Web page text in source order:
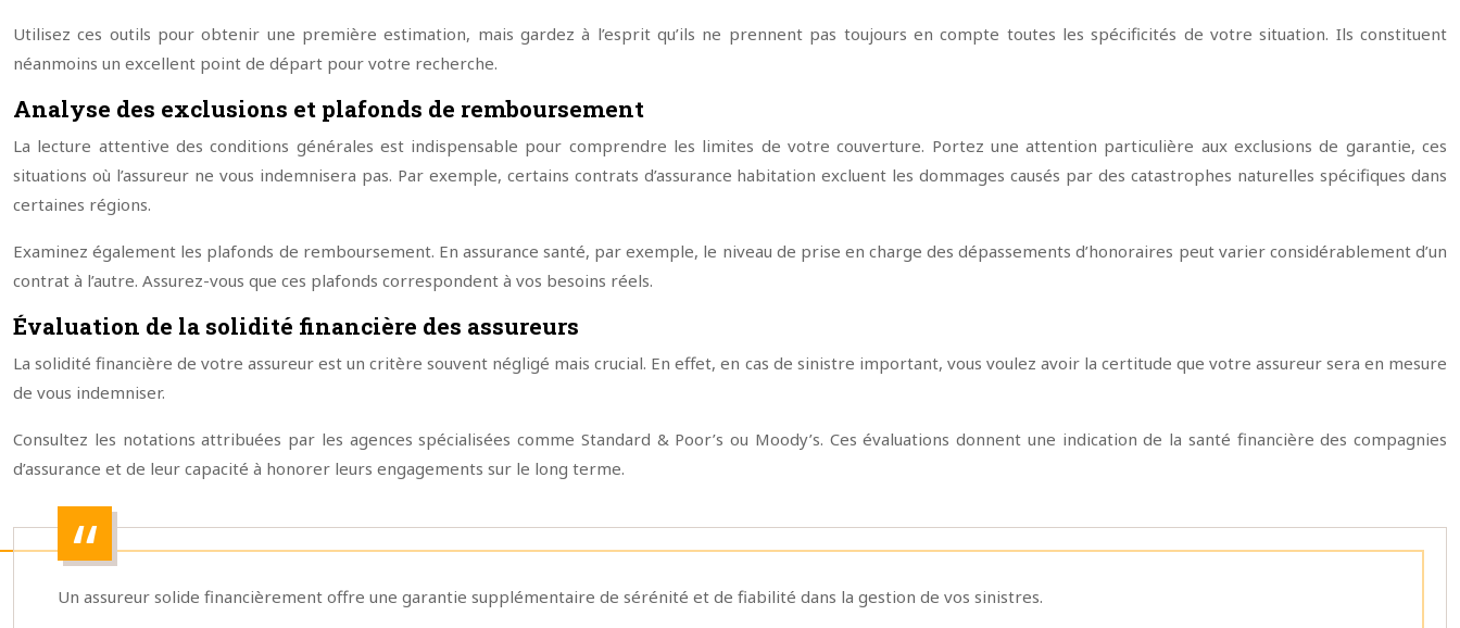
Utilisez ces outils pour obtenir une première estimation, mais gardez à l’esprit qu’ils ne prennent pas toujours en compte toutes les spécificités de votre situation. Ils constituent
néanmoins un excellent point de départ pour votre recherche.
Analyse des exclusions et plafonds de remboursement
La lecture attentive des conditions générales est indispensable pour comprendre les limites de votre couverture. Portez une attention particulière aux exclusions de garantie, ces
situations où l’assureur ne vous indemnisera pas. Par exemple, certains contrats d’assurance habitation excluent les dommages causés par des catastrophes naturelles spécifiques dans
certaines régions.
Examinez également les plafonds de remboursement. En assurance santé, par exemple, le niveau de prise en charge des dépassements d’honoraires peut varier considérablement d’un
contrat à l’autre. Assurez-vous que ces plafonds correspondent à vos besoins réels.
Évaluation de la solidité financière des assureurs
La solidité financière de votre assureur est un critère souvent négligé mais crucial. En effet, en cas de sinistre important, vous voulez avoir la certitude que votre assureur sera en mesure
de vous indemniser.
Consultez les notations attribuées par les agences spécialisées comme Standard & Poor’s ou Moody’s. Ces évaluations donnent une indication de la santé financière des compagnies
d’assurance et de leur capacité à honorer leurs engagements sur le long terme.
Un assureur solide financièrement offre une garantie supplémentaire de sérénité et de fiabilité dans la gestion de vos sinistres.